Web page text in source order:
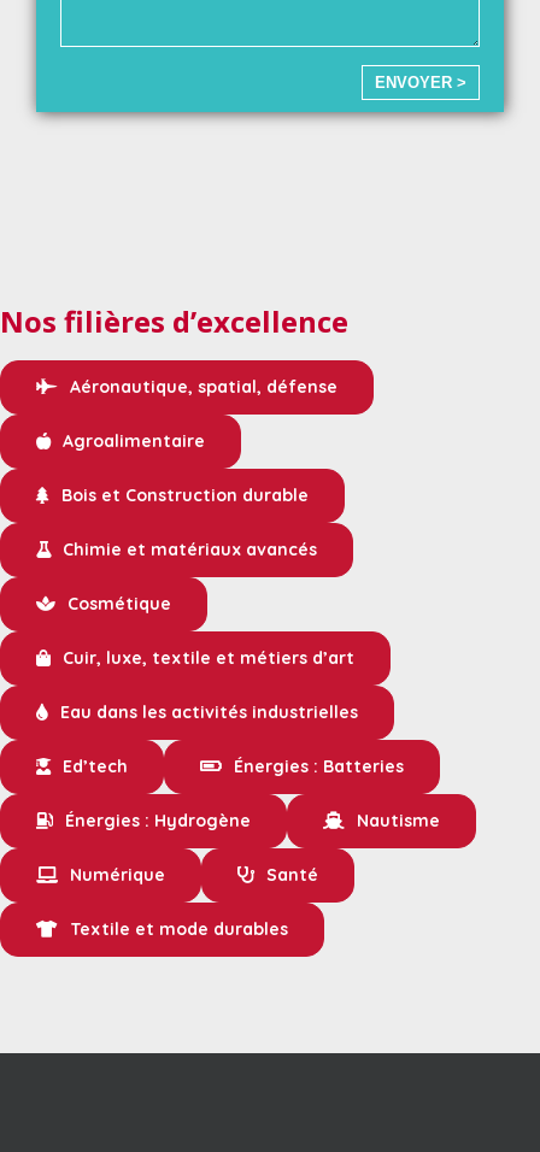
ENVOYER >
Nos filières d’excellence
Aéronautique, spatial, défense
Agroalimentaire
Bois et Construction durable
Chimie et matériaux avancés
Cosmétique
Cuir, luxe, textile et métiers d’art
Eau dans les activités industrielles
Ed’tech Énergies : Batteries
Énergies : Hydrogène Nautisme
Numérique Santé
Textile et mode durables